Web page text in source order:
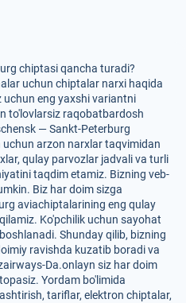
chiptasi qancha turadi?
uchun chiptalar narxi haqida
eng yaxshi variantni
to'lovlarsiz raqobatbardosh
— Sankt-Peterburg
arzon narxlar taqvimidan
qulay parvozlar jadvali va turli
taqdim etamiz. Bizning veb-
Biz har doim sizga
aviachiptalarining eng qulay
Ko'pchilik uchun sayohat
Shunday qilib, bizning
ravishda kuzatib boradi va
Da.onlayn siz har doim
Yordam bo'limida
tariflar, elektron chiptalar,